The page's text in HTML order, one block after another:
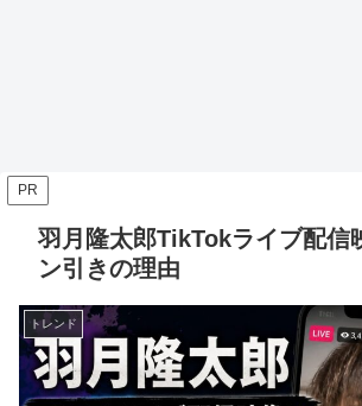
PR
羽月隆太郎TikTokライブ配信
ン引きの理由
トレンド